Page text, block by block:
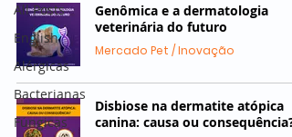
All Posts
English
Alérgicas
Bacterianas
Fúngicas
Genômica e a dermatologia
veterinária do futuro
Mercado Pet / Inovação
Disbiose na dermatite atópica
canina: causa ou consequência?